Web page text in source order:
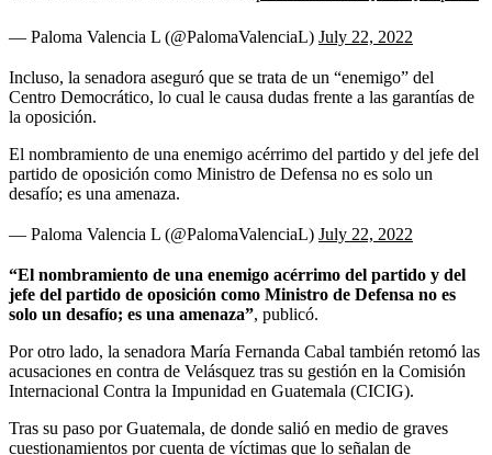
— Paloma Valencia L (@PalomaValenciaL) July 22, 2022
Incluso, la senadora aseguró que se trata de un “enemigo” del
Centro Democrático, lo cual le causa dudas frente a las garantías de
la oposición.
El nombramiento de una enemigo acérrimo del partido y del jefe del
partido de oposición como Ministro de Defensa no es solo un
desafío; es una amenaza.
— Paloma Valencia L (@PalomaValenciaL) July 22, 2022
“El nombramiento de una enemigo acérrimo del partido y del
jefe del partido de oposición como Ministro de Defensa no es
solo un desafío; es una amenaza”, publicó.
Por otro lado, la senadora María Fernanda Cabal también retomó las
acusaciones en contra de Velásquez tras su gestión en la Comisión
Internacional Contra la Impunidad en Guatemala (CICIG).
Tras su paso por Guatemala, de donde salió en medio de graves
cuestionamientos por cuenta de víctimas que lo señalan de